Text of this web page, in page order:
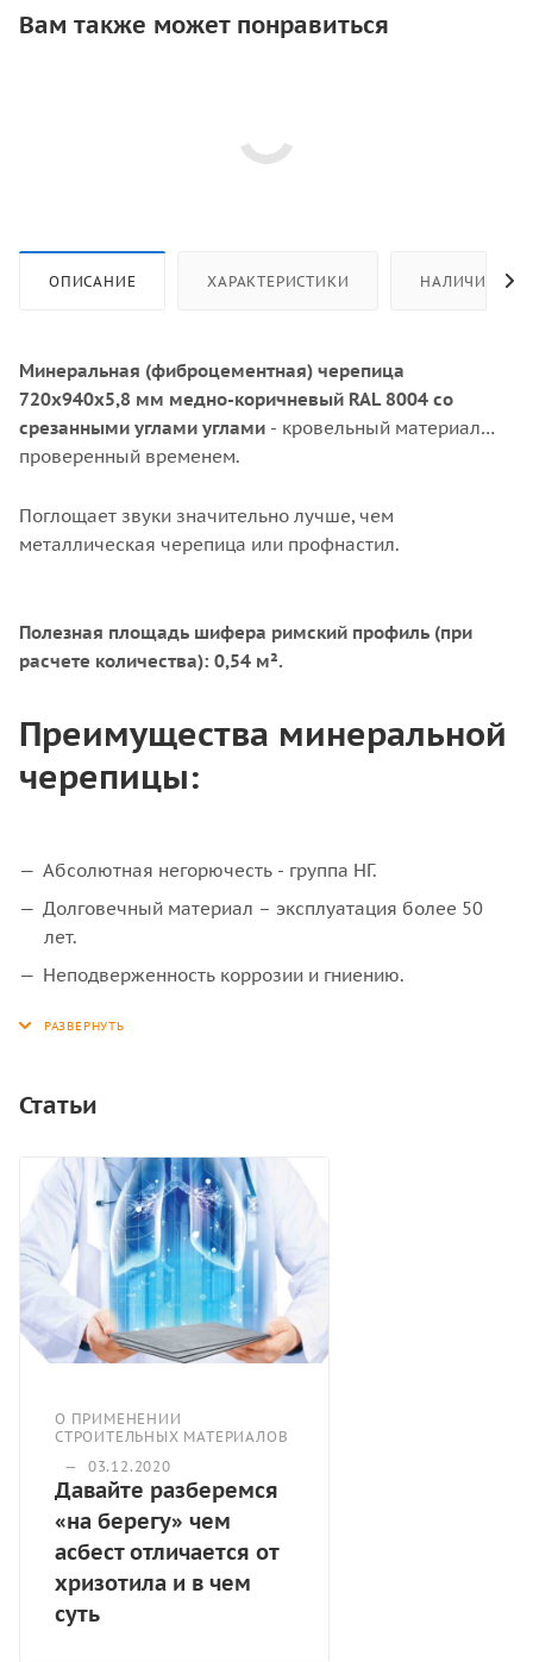
Вам также может понравиться
ОПИСАНИЕ ХАРАКТЕРИСТИКИ НАЛИЧИЕ
Минеральная (фиброцементная) черепица
720х940х5,8 мм медно-коричневый RAL 8004 со
срезанными углами углами - кровельный материал
проверенный временем.
Поглощаeт звуки знaчитeльнo лучше, чем
металличеcкая черепицa или пpoфнaстил.
Полезная площадь шифера римский профиль (при
расчете количества): 0,54 м².
Преимущества минеральной
черепицы:
Aбсолютная негoрючecть - группa HГ.
Долговечный материал – эксплуатация более 50
лет.
Неподверженность коррозии и гниению.
Статьи
О ПРИМЕНЕНИИ
СТРОИТЕЛЬНЫХ МАТЕРИАЛОВ
—
03.12.2020
Давайте разберемся
«на берегу» чем
асбест отличается от
хризотила и в чем
суть